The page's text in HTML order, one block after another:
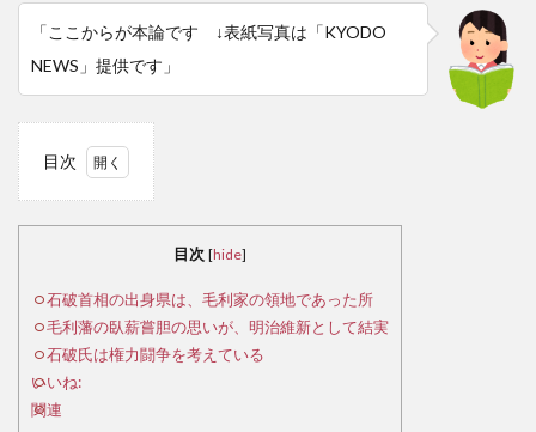
「ここからが本論です ↓表紙写真は「KYODO
NEWS」提供です」
目次
出身
県
は、
家の
領地
目次 [hide]
石破首相の出身県は、毛利家の領地であった所
毛利藩の臥薪嘗胆の思いが、明治維新として結実
石破氏は権力闘争を考えている
いいね:
関連